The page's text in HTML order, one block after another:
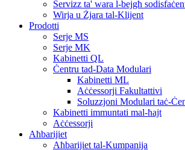
Servizz ta' wara l-bejgħ
Wirja u Żjara tal-Klijent
Prodotti
Serje MS
Serje MK
Kabinetti QL
Ċentru tad-Data Modulari
Kabinetti ML
Aċċessorji Fakultattivi
Soluzzjoni Modulari taċ-
Kabinetti immuntati mal-ħajt
Aċċessorji
Aħbarijiet
Aħbarijiet tal-Kumpanija